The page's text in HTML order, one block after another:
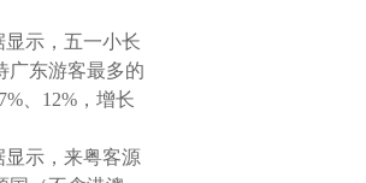
示，五一小长
广东游客最多的
、12%，增长
显示，来粤客源